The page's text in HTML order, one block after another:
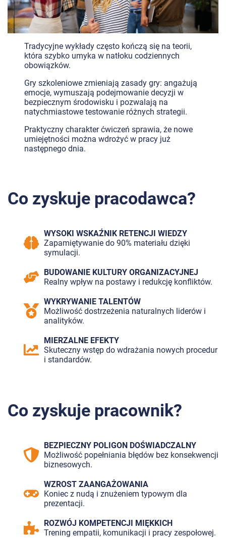
Tradycyjne wykłady często kończą się na teorii,
która szybko umyka w natłoku codziennych
obowiązków.
Gry szkoleniowe zmieniają zasady gry: angażują
emocje, wymuszają podejmowanie decyzji w
bezpiecznym środowisku i pozwalają na
natychmiastowe testowanie różnych strategii.
Praktyczny charakter ćwiczeń sprawia, że nowe
umiejętności można wdrożyć w pracy już
następnego dnia.
Co zyskuje pracodawca?
WYSOKI WSKAŹNIK RETENCJI WIEDZY
Zapamiętywanie do 90% materiału dzięki
symulacji.
BUDOWANIE KULTURY ORGANIZACYJNEJ
Realny wpływ na postawy i redukcję konfliktów.
WYKRYWANIE TALENTÓW
Możliwość dostrzeżenia naturalnych liderów i
analityków.
MIERZALNE EFEKTY
Skuteczny wstęp do wdrażania nowych procedur
i standardów.
Co zyskuje pracownik?
BEZPIECZNY POLIGON DOŚWIADCZALNY
Możliwość popełniania błędów bez konsekwencji
biznesowych.
WZROST ZAANGAŻOWANIA
Koniec z nudą i znużeniem typowym dla
prezentacji.
ROZWÓJ KOMPETENCJI MIĘKKICH
Trening empatii, komunikacji i pracy zespołowej.